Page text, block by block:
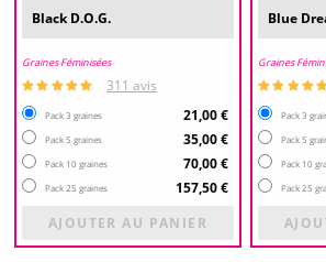
Black D.O.G.
Graines Féminisées
311 avis
Pack 3 graines 21,00 €
Pack 5 graines 35,00 €
Pack 10 graines 70,00 €
Pack 25 graines
157,50 €
AJOUTER AU PANIER
Blue
Graines
Pack 3
Pack 5
Pack 10
Pack 25